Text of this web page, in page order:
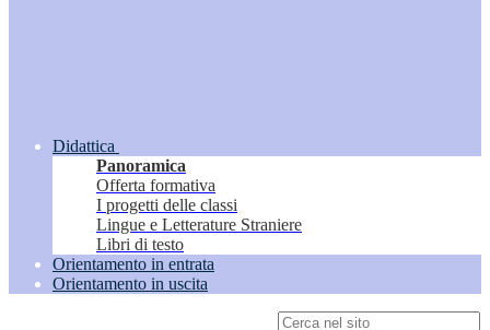
Didattica
Panoramica
Offerta formativa
I progetti delle classi
Lingue e Letterature Straniere
Libri di testo
Orientamento in entrata
Orientamento in uscita